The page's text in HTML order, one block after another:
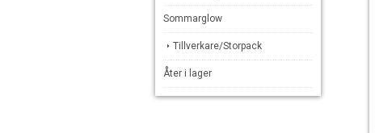
Sommarglow
Tillverkare/Storpack
Åter i lager